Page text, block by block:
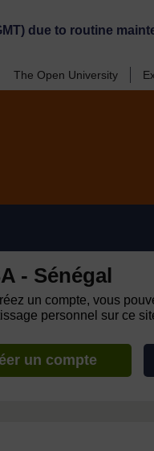
due to routine
The Open University
- Sénégal
un compte, vous
personnel sur ce
un compte